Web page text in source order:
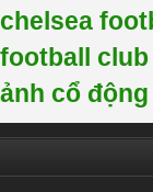
chelsea
football
ảnh cổ